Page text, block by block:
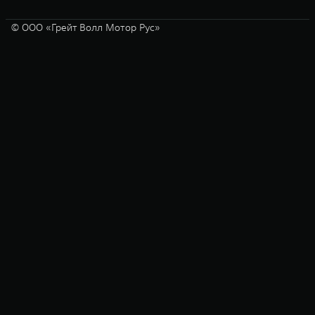
© ООО «Грейт Волл Мотор Рус»